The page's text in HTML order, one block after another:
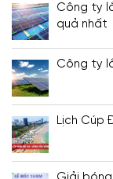
Công ty
quả nhất
Công ty
Lịch Cúp